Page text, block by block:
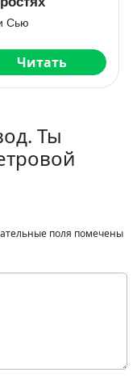
Каттен
Читать
Ты
поля помечены